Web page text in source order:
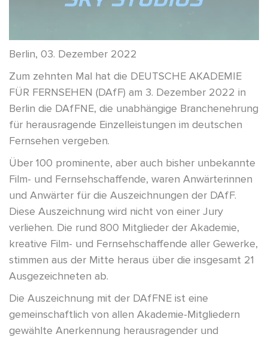
Berlin, 03. Dezember 2022
Zum zehnten Mal hat die DEUTSCHE AKADEMIE
FÜR FERNSEHEN (DAfF) am 3. Dezember 2022 in
Berlin die DAfFNE, die unabhängige Branchenehrung
für herausragende Einzelleistungen im deutschen
Fernsehen vergeben.
Über 100 prominente, aber auch bisher unbekannte
Film- und Fernsehschaffende, waren Anwärterinnen
und Anwärter für die Auszeichnungen der DAfF.
Diese Auszeichnung wird nicht von einer Jury
verliehen. Die rund 800 Mitglieder der Akademie,
kreative Film- und Fernsehschaffende aller Gewerke,
stimmen aus der Mitte heraus über die insgesamt 21
Ausgezeichneten ab.
Die Auszeichnung mit der DAfFNE ist eine
gemeinschaftlich von allen Akademie-Mitgliedern
gewählte Anerkennung herausragender und